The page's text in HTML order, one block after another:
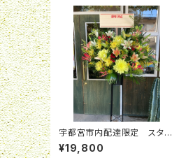
宇都宮市内配達限定 スタン
ド花
¥19,800